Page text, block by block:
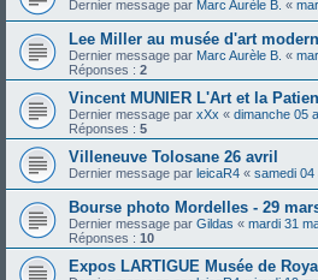
Dernier message par Marc Aurèle B. «
Lee Miller au musée d'art
Dernier message par Marc Aurèle B. «
Réponses : 2
Vincent MUNIER L'Art et la
Dernier message par xXx « dimanche 05
Réponses : 5
Villeneuve Tolosane 26 avril
Dernier message par leicaR4 « samedi 04
Bourse photo Mordelles - 29
Dernier message par Gildas « mardi 31
Réponses : 10
Expos LARTIGUE Musée de